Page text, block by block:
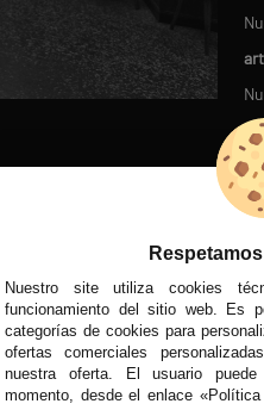
REDES SOCIALES
MÉTODOS DE PAGO
Nuestro site utiliza cookies
funcionamiento del sitio web. Es
categorías de cookies para
ofertas comerciales
nuestra oferta. El usuario
momento, desde el enlace